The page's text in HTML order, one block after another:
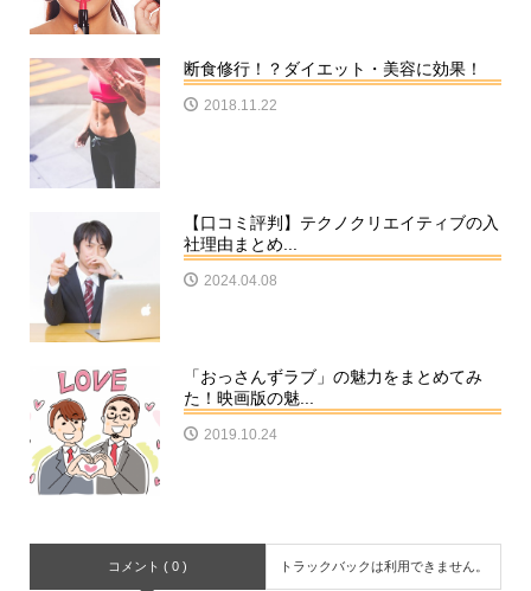
断食修行！？ダイエット・美容に効果！
2018.11.22
【口コミ評判】テクノクリエイティブの入
社理由まとめ...
2024.04.08
「おっさんずラブ」の魅力をまとめてみ
た！映画版の魅...
2019.10.24
コメント ( 0 ) トラックバックは利用できません。